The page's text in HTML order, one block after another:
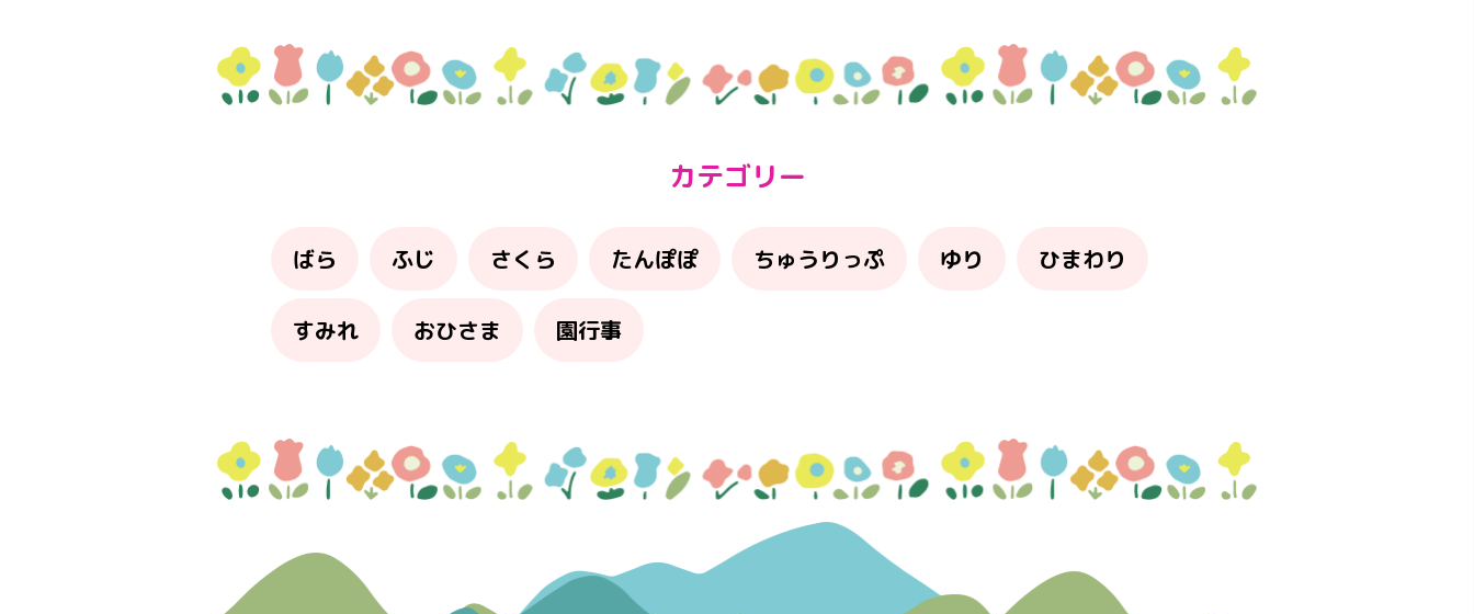
カテゴリー
ばら ふじ さくら たんぽぽ ちゅうりっぷ ゆり ひまわり
すみれ おひさま 園行事